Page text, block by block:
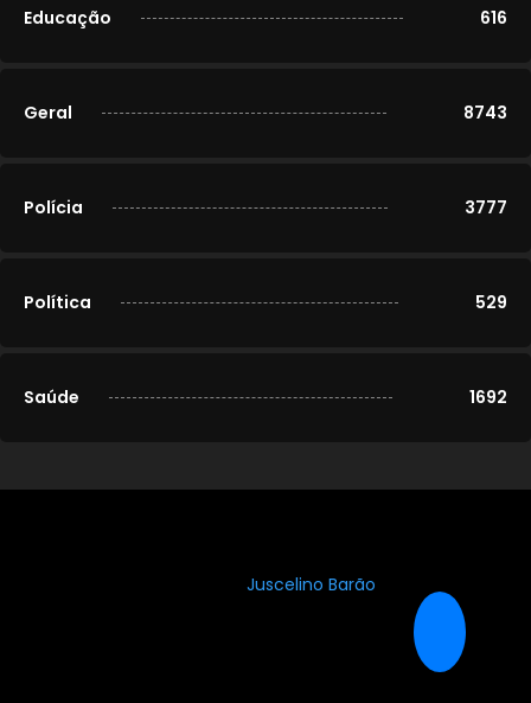
Educação 616
Geral 8743
Polícia 3777
Política 529
Saúde 1692
Juscelino Barão